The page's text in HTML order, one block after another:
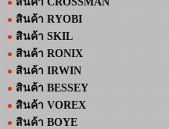
สินค้า RYOBI
สินค้า SKIL
สินค้า RONIX
สินค้า IRWIN
สินค้า BESSEY
สินค้า VOREX
สินค้า BOYE